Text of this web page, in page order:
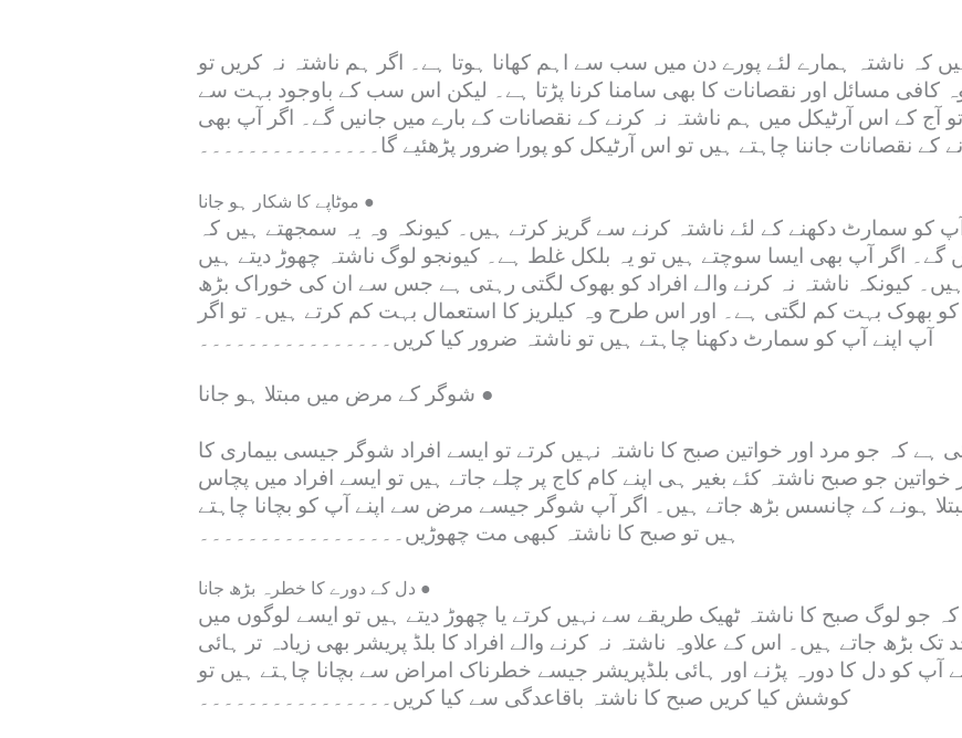
کہ ناشتہ ہمارے لئے پورے دن میں سب سے اہم کھانا ہوتا ہے۔ اگر ہم ناشتہ نہ کریں تو
کافی مسائل اور نقصانات کا بھی سامنا کرنا پڑتا ہے۔ لیکن اس سب کے باوجود بہت سے
آج کے اس آرٹیکل میں ہم ناشتہ نہ کرنے کے نقصانات کے بارے میں جانیں گے۔ اگر آپ بھی
کے نقصانات جاننا چاہتے ہیں تو اس آرٹیکل کو پورا ضرور پڑھئیے گا۔۔۔۔۔۔۔۔۔۔۔۔۔۔۔
موٹاپے کا شکار ہو جانا ●
کو سمارٹ دکھنے کے لئے ناشتہ کرنے سے گریز کرتے ہیں۔ کیونکہ وہ یہ سمجھتے ہیں کہ
اگر آپ بھی ایسا سوچتے ہیں تو یہ بلکل غلط ہے۔ کیونجو لوگ ناشتہ چھوڑ دیتے ہیں
کیونکہ ناشتہ نہ کرنے والے افراد کو بھوک لگتی رہتی ہے جس سے ان کی خوراک بڑھ
کو بھوک بہت کم لگتی ہے۔ اور اس طرح وہ کیلریز کا استعمال بہت کم کرتے ہیں۔ تو اگر
آپ اپنے آپ کو سمارٹ دکھنا چاہتے ہیں تو ناشتہ ضرور کیا کریں۔۔۔۔۔۔۔۔۔۔۔۔۔۔۔۔
شوگر کے مرض میں مبتلا ہو جانا ●
ہے کہ جو مرد اور خواتین صبح کا ناشتہ نہیں کرتے تو ایسے افراد شوگر جیسی بیماری کا
جو صبح ناشتہ کئے بغیر ہی اپنے کام کاج پر چلے جاتے ہیں تو ایسے افراد میں پچاس
ہونے کے چانسس بڑھ جاتے ہیں۔ اگر آپ شوگر جیسے مرض سے اپنے آپ کو بچانا چاہتے
ہیں تو صبح کا ناشتہ کبھی مت چھوڑیں۔۔۔۔۔۔۔۔۔۔۔۔۔۔۔۔۔
دل کے دورے کا خطرہ بڑھ جانا ●
جو لوگ صبح کا ناشتہ ٹھیک طریقے سے نہیں کرتے یا چھوڑ دیتے ہیں تو ایسے لوگوں میں
بڑھ جاتے ہیں۔ اس کے علاوہ ناشتہ نہ کرنے والے افراد کا بلڈ پریشر بھی زیادہ تر ہائی
آپ کو دل کا دورہ پڑنے اور ہائی بلڈپریشر جیسے خطرناک امراض سے بچانا چاہتے ہیں تو
کوشش کیا کریں صبح کا ناشتہ باقاعدگی سے کیا کریں۔۔۔۔۔۔۔۔۔۔۔۔۔۔۔۔